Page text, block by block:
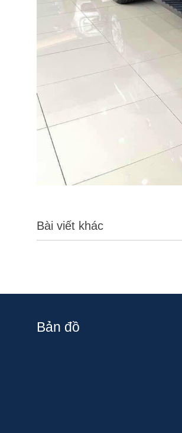
Bài viết khác
Bản đồ